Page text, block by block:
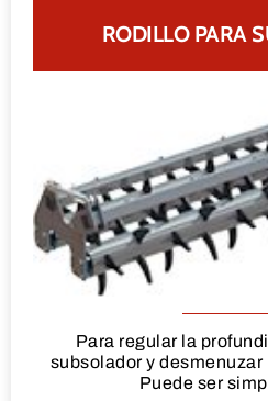
RODILLO PARA
Para regular la
subsolador y
Puede ser